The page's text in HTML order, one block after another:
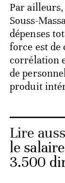
Par
Souss-
dépenses
force est de
corrélation
de
produit
Lire
le
3.500